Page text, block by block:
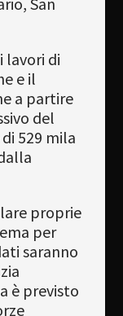
lavori di
e il
a partire
del
529 mila
proprie
per
saranno
è previsto